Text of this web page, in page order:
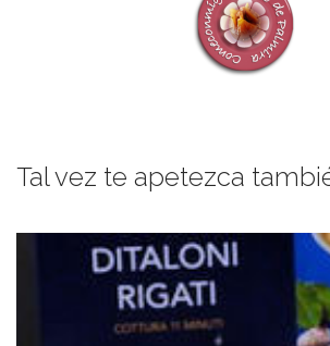
Tal vez te apetezca